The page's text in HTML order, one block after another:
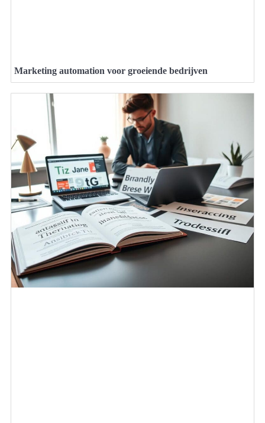
Marketing automation voor groeiende bedrijven